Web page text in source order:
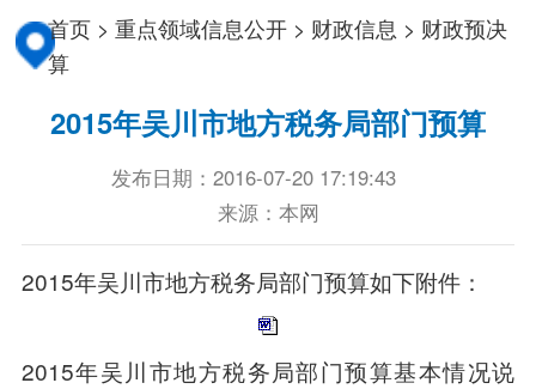
首页 >重点领域信息公开 > 财政信息 > 财政预决
算
2015年吴川市地方税务局部门预算
发布日期：2016-07-20 17:19:43
来源：本网
2015年吴川市地方税务局部门预算如下附件：
2015年吴川市地方税务局部门预算基本情况说